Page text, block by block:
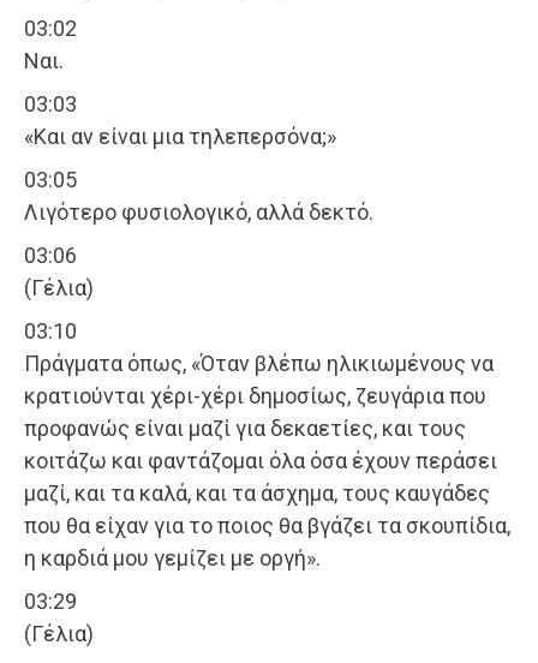
03:02
Ναι.
03:03
«Και αν είναι μια τηλεπερσόνα;»
03:05
Λιγότερο φυσιολογικό, αλλά δεκτό.
03:06
(Γέλια)
03:10
Πράγματα όπως, «Όταν βλέπω ηλικιωμένους να
κρατιούνται χέρι-χέρι δημοσίως, ζευγάρια που
προφανώς είναι μαζί για δεκαετίες, και τους
κοιτάζω και φαντάζομαι όλα όσα έχουν περάσει
μαζί, και τα καλά, και τα άσχημα, τους καυγάδες
που θα είχαν για το ποιος θα βγάζει τα σκουπίδια,
η καρδιά μου γεμίζει με οργή».
03:29
(Γέλια)